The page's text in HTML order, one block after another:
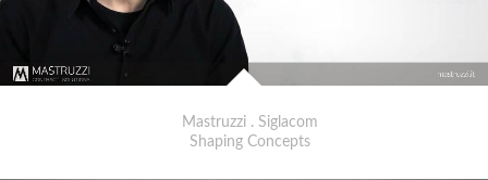
Mastruzzi . Siglacom
Shaping Concepts